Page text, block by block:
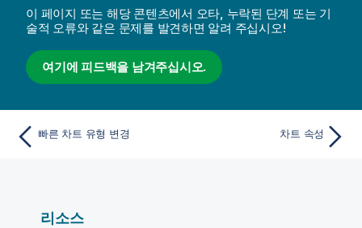
이 페이지 또는 해당 콘텐츠에서 오타, 누락된 단계 또는 기
술적 오류와 같은 문제를 발견하면 알려 주십시오!
여기에 피드백을 남겨주십시오.
빠른 차트 유형 변경 차트 속성
리소스